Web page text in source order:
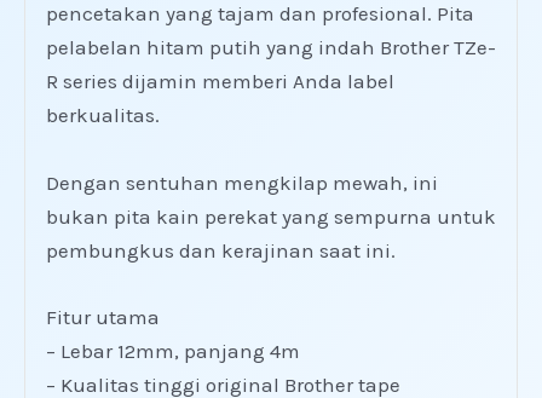
pencetakan yang tajam dan profesional. Pita
pelabelan hitam putih yang indah Brother TZe-
R series dijamin memberi Anda label
berkualitas.
Dengan sentuhan mengkilap mewah, ini
bukan pita kain perekat yang sempurna untuk
pembungkus dan kerajinan saat ini.
Fitur utama
– Lebar 12mm, panjang 4m
– Kualitas tinggi original Brother tape